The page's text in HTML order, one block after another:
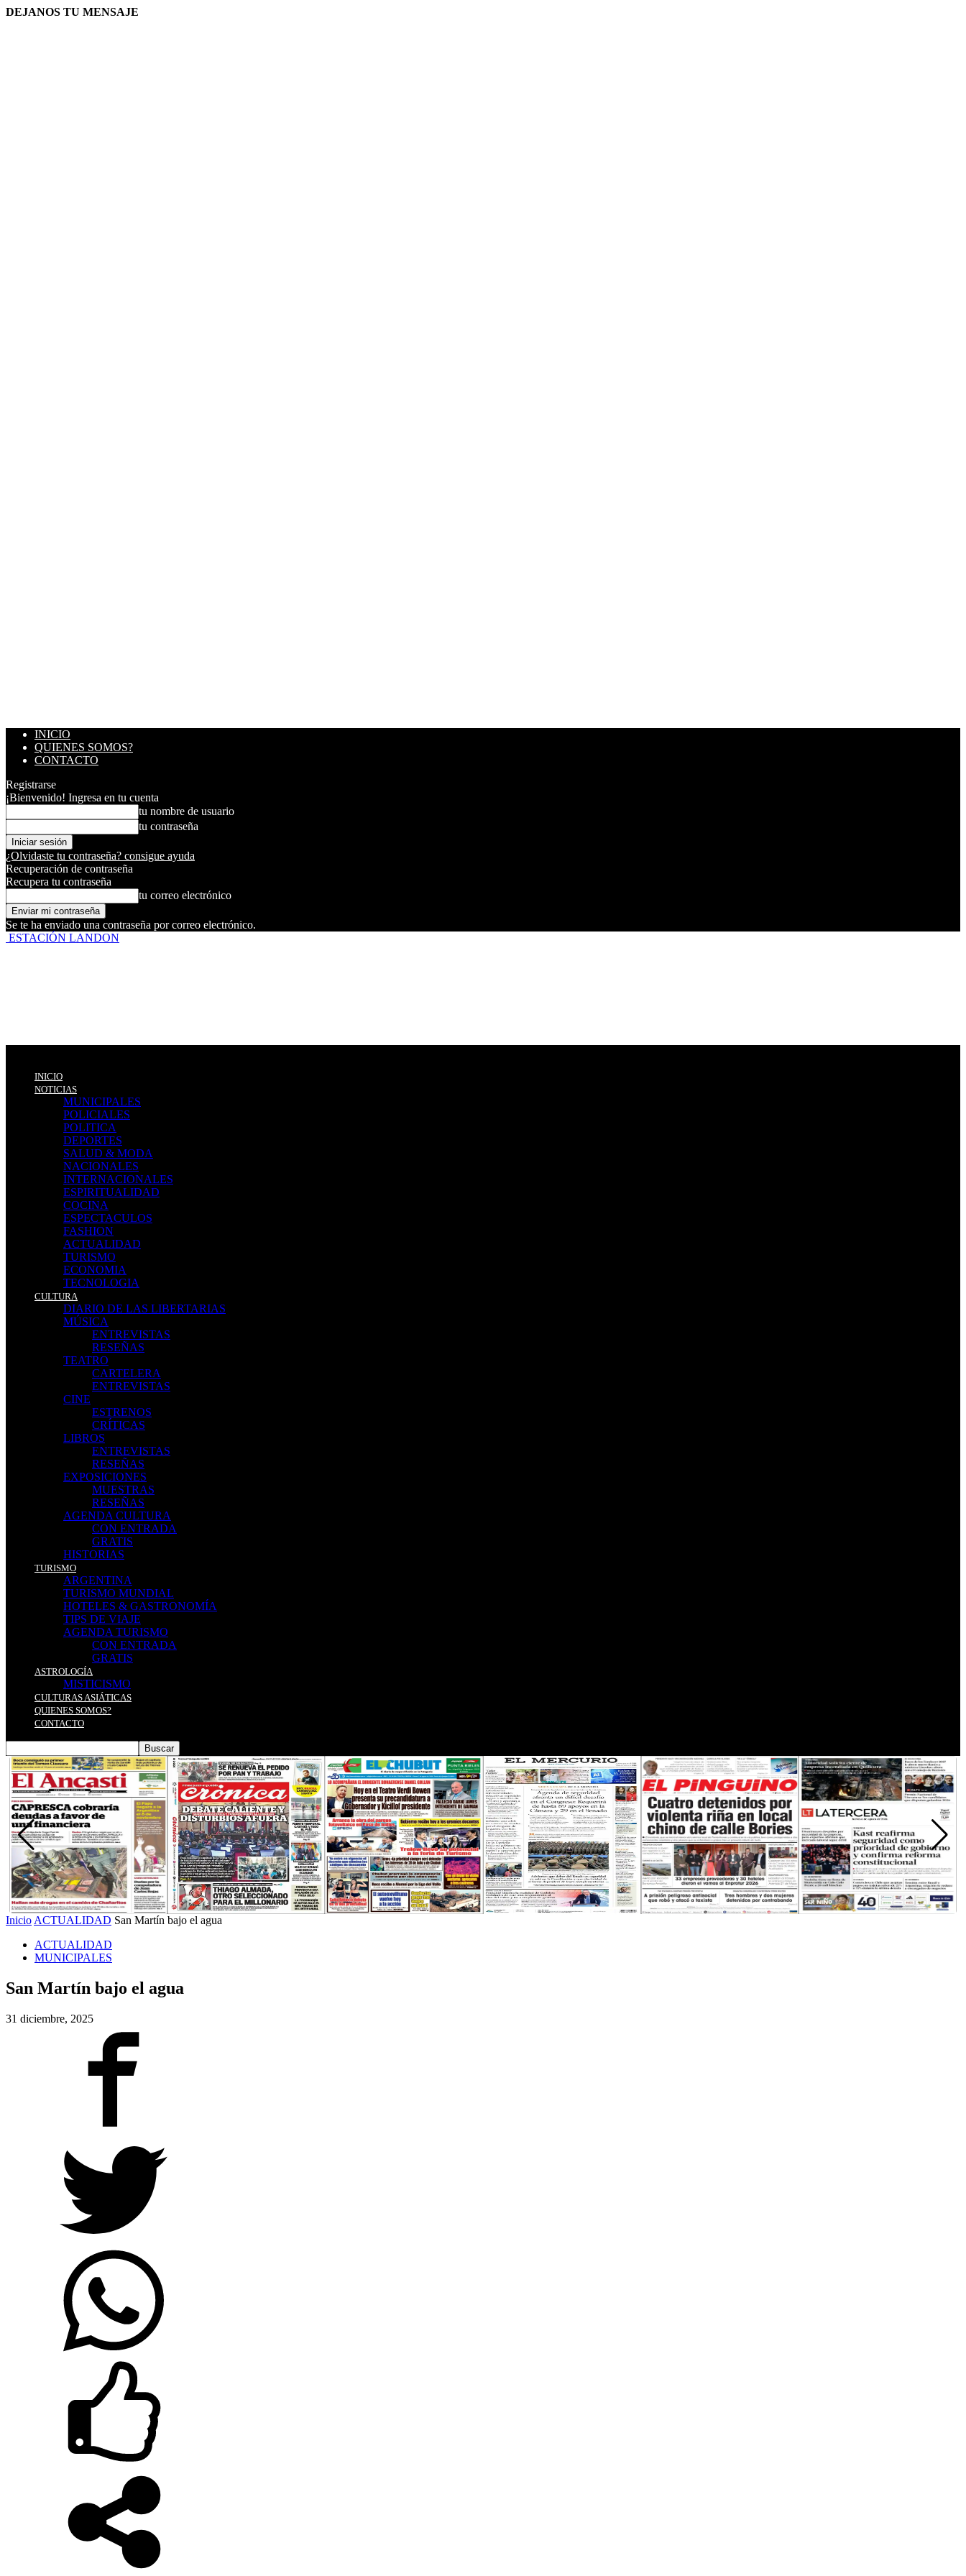
DEJANOS TU MENSAJE
INICIO
QUIENES SOMOS?
CONTACTO
Registrarse
¡Bienvenido! Ingresa en tu cuenta
tu nombre de usuario
tu contraseña
¿Olvidaste tu contraseña? consigue ayuda
Recuperación de contraseña
Recupera tu contraseña
tu correo electrónico
Se te ha enviado una contraseña por correo electrónico.
ESTACIÓN LANDON
INICIO
NOTICIAS
MUNICIPALES
POLICIALES
POLITICA
DEPORTES
SALUD & MODA
NACIONALES
INTERNACIONALES
ESPIRITUALIDAD
COCINA
ESPECTACULOS
FASHION
ACTUALIDAD
TURISMO
ECONOMIA
TECNOLOGIA
CULTURA
DIARIO DE LAS LIBERTARIAS
MÚSICA
ENTREVISTAS
RESEÑAS
TEATRO
CARTELERA
ENTREVISTAS
CINE
ESTRENOS
CRÍTICAS
LIBROS
ENTREVISTAS
RESEÑAS
EXPOSICIONES
MUESTRAS
RESEÑAS
AGENDA CULTURA
CON ENTRADA
GRATIS
HISTORIAS
TURISMO
ARGENTINA
TURISMO MUNDIAL
HOTELES & GASTRONOMÍA
TIPS DE VIAJE
AGENDA TURISMO
CON ENTRADA
GRATIS
ASTROLOGÍA
MISTICISMO
CULTURAS ASIÁTICAS
QUIENES SOMOS?
CONTACTO
Inicio ACTUALIDAD San Martín bajo el agua
ACTUALIDAD
MUNICIPALES
San Martín bajo el agua
31 diciembre, 2025